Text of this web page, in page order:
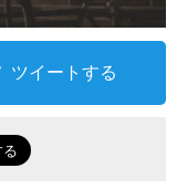
ツイートする